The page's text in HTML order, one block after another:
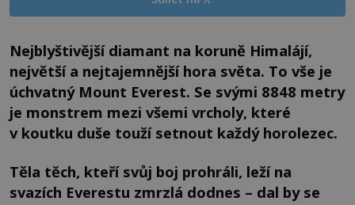
Nejblyštivější diamant na koruně Himalájí,
největší a nejtajemnější hora světa. To vše je
úchvatný Mount Everest. Se svými 8848 metry
je monstrem mezi všemi vrcholy, které
v koutku duše touží setnout každý horolezec.
Těla těch, kteří svůj boj prohráli, leží na
svazích Everestu zmrzlá dodnes – dal by se